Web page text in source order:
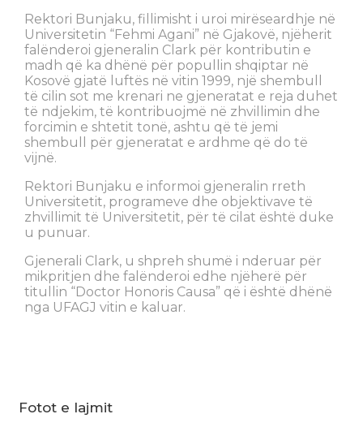
Rektori Bunjaku, fillimisht i uroi mirëseardhje në
Universitetin “Fehmi Agani” në Gjakovë, njëherit
falënderoi gjeneralin Clark për kontributin e
madh që ka dhënë për popullin shqiptar në
Kosovë gjatë luftës në vitin 1999, një shembull
të cilin sot me krenari ne gjeneratat e reja duhet
të ndjekim, të kontribuojmë në zhvillimin dhe
forcimin e shtetit tonë, ashtu që të jemi
shembull për gjeneratat e ardhme që do të
vijnë.
Rektori Bunjaku e informoi gjeneralin rreth
Universitetit, programeve dhe objektivave të
zhvillimit të Universitetit, për të cilat është duke
u punuar.
Gjenerali Clark, u shpreh shumë i nderuar për
mikpritjen dhe falënderoi edhe njëherë për
titullin “Doctor Honoris Causa” që i është dhënë
nga UFAGJ vitin e kaluar.
Fotot e lajmit